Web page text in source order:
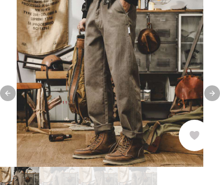
Previous slide